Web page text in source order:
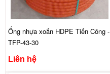
Ống nhựa xoắn HDPE Tiến Công -
TFP-43-30
Liên hệ